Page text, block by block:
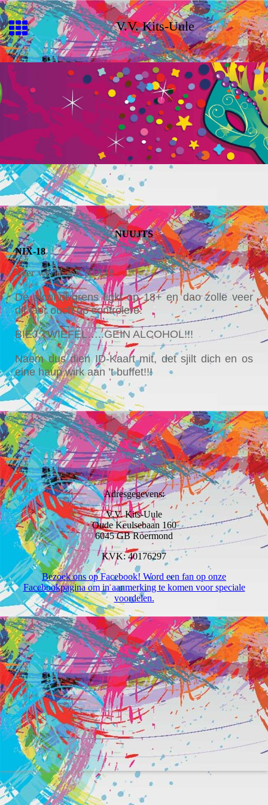
V.V. Kits-Uule
NUUJTS
NIX-18
Veer werke mit NIX18.
De alcohol grens ligkt op 18+ en dao zolle veer
dit jaor ouch op controlere.
BIEJ TWIEFEL…..GEIN ALCOHOL!!!
Naem dus dien ID-Kaart mit, det sjilt dich en os
eine haup wirk aan ’t buffet!!!
Adresgegevens:
V.V. Kits-Uule
Oude Keulsebaan 160
6045 GB Roermond
KVK: 40176297
Bezoek ons op Facebook! Word een fan op onze
Facebookpagina om in aanmerking te komen voor speciale
voordelen.